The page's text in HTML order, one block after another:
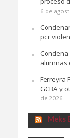
6 de
por
Condena
alumnas
Ferreyra
GCBA y
de 2026
Meks